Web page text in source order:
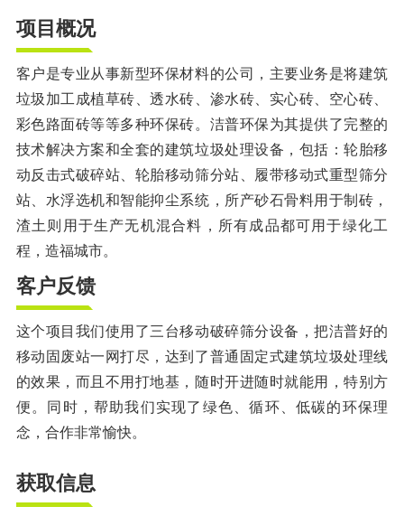
项目概况
客户是专业从事新型环保材料的公司，主要业务是将建筑
垃圾加工成植草砖、透水砖、渗水砖、实心砖、空心砖、
彩色路面砖等等多种环保砖。洁普环保为其提供了完整的
技术解决方案和全套的建筑垃圾处理设备，包括：轮胎移
动反击式破碎站、轮胎移动筛分站、履带移动式重型筛分
站、水浮选机和智能抑尘系统，所产砂石骨料用于制砖，
渣土则用于生产无机混合料，所有成品都可用于绿化工
程，造福城市。
客户反馈
这个项目我们使用了三台移动破碎筛分设备，把洁普好的
移动固废站一网打尽，达到了普通固定式建筑垃圾处理线
的效果，而且不用打地基，随时开进随时就能用，特别方
便。同时，帮助我们实现了绿色、循环、低碳的环保理
念，合作非常愉快。
获取信息